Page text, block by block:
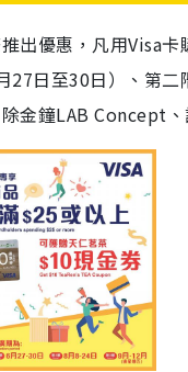
出優惠，凡用Visa
27日至30日）、第
金鐘LAB Concept